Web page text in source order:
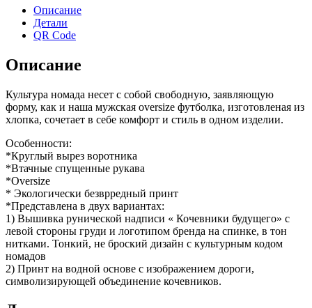
Описание
Детали
QR Code
Описание
Культура номада несет с собой свободную, заявляющую
форму, как и наша мужская oversize футболка, изготовленая из
хлопка, сочетает в себе комфорт и стиль в одном изделии.
Особенности:
*Круглый вырез воротника
*Втачные спущенные рукава
*Oversize
* Экологически безврредный принт
*Представлена в двух вариантах:
1) Вышивка рунической надписи « Кочевники будущего» с
левой стороны груди и логотипом бренда на спинке, в тон
нитками. Тонкий, не броский дизайн с культурным кодом
номадов
2) Принт на водной основе с изображением дороги,
символизирующей объединение кочевников.